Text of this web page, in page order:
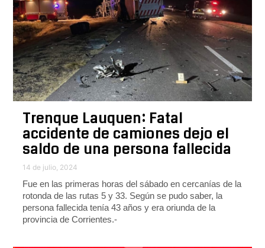
Trenque Lauquen: Fatal
accidente de camiones dejo el
saldo de una persona fallecida
14 de julio, 2024
Fue en las primeras horas del sábado en cercanías de la
rotonda de las rutas 5 y 33. Según se pudo saber, la
persona fallecida tenía 43 años y era oriunda de la
provincia de Corrientes.-